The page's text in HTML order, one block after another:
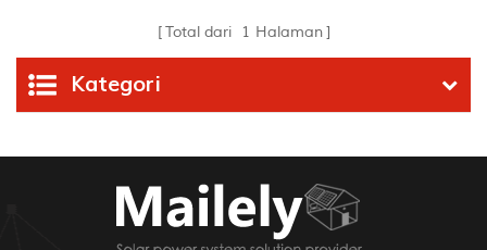
Total dari 1 Halaman
Kategori